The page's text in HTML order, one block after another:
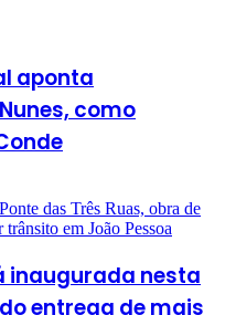
aponta
como
inaugurada nesta
entrega de mais